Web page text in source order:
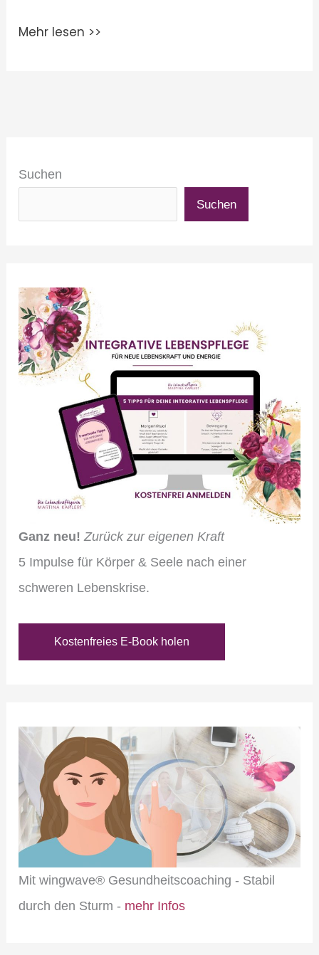
Mehr lesen >>
Suchen
Suchen
Ganz neu! Zurück zur eigenen Kraft
5 Impulse für Körper & Seele nach einer
schweren Lebenskrise.
Kostenfreies E-Book holen
Mit wingwave® Gesundheitscoaching - Stabil
durch den Sturm - mehr Infos